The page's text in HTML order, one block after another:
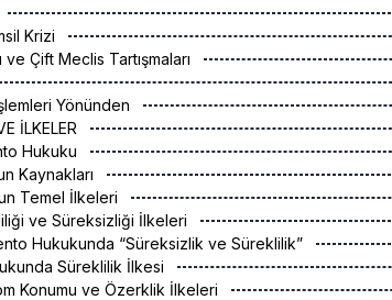
Krizi
ve Çift Meclis Tartışmaları
Yönünden
İLKELER
Hukuku
Kaynakları
Temel İlkeleri
ve Süreksizliği İlkeleri
Hukukunda “Süreksizlik ve Süreklilik”
Süreklilik İlkesi
Konumu ve Özerklik İlkeleri